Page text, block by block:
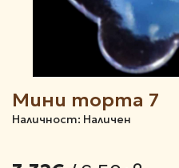
Мини торта 7
Наличност: Наличен